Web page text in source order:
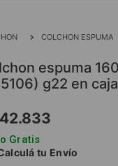
COLCHON ESPUMA
g22 en caja
.833
Gratis
tu Envío